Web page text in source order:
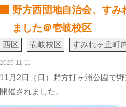
野方西団地自治会、す
ました＠壱岐校区
西区 壱岐校区 すみれヶ丘町
2025-11-11
​11月2日（日）野方打ヶ浦公園で
開催されました。